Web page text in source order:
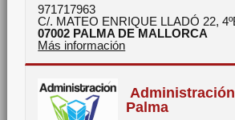
971717963
C/. MATEO ENRIQUE LLADÓ 22,
07002 PALMA DE MALLORCA
Más información
Palma